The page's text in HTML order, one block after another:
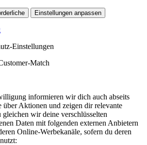
Einstellungen anpassen
Einstellungen
Match
informieren wir dich auch abseits
über Aktionen und zeigen dir relevante
wir deine verschlüsselten
Daten mit folgenden externen Anbietern
Online-Werbekanäle, sofern du deren